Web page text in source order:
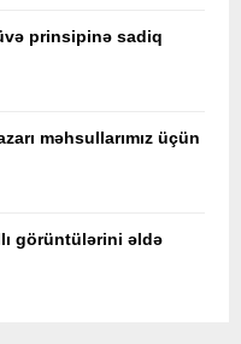
prinsipinə sadiq
məhsullarımız üçün
görüntülərini əldə